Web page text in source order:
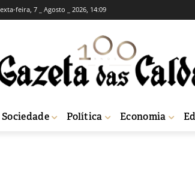
feira, 7 _ Agosto _ 2026, 14:09
Sociedade Política Economia
ACTUAIS INSTITUCIONAL
Centro Social
Redação 5 de Abril, 2012 653 0